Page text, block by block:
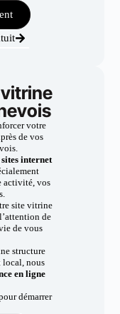
votre
de vos
internet
activité, vos
site vitrine
de
de vous
structure
local, nous
en ligne
démarrer